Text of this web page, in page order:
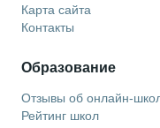
Карта сайта
Контакты
Образование
Отзывы об онлайн-
Рейтинг школ